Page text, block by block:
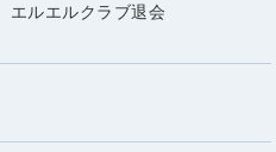
エルエルクラブ退会